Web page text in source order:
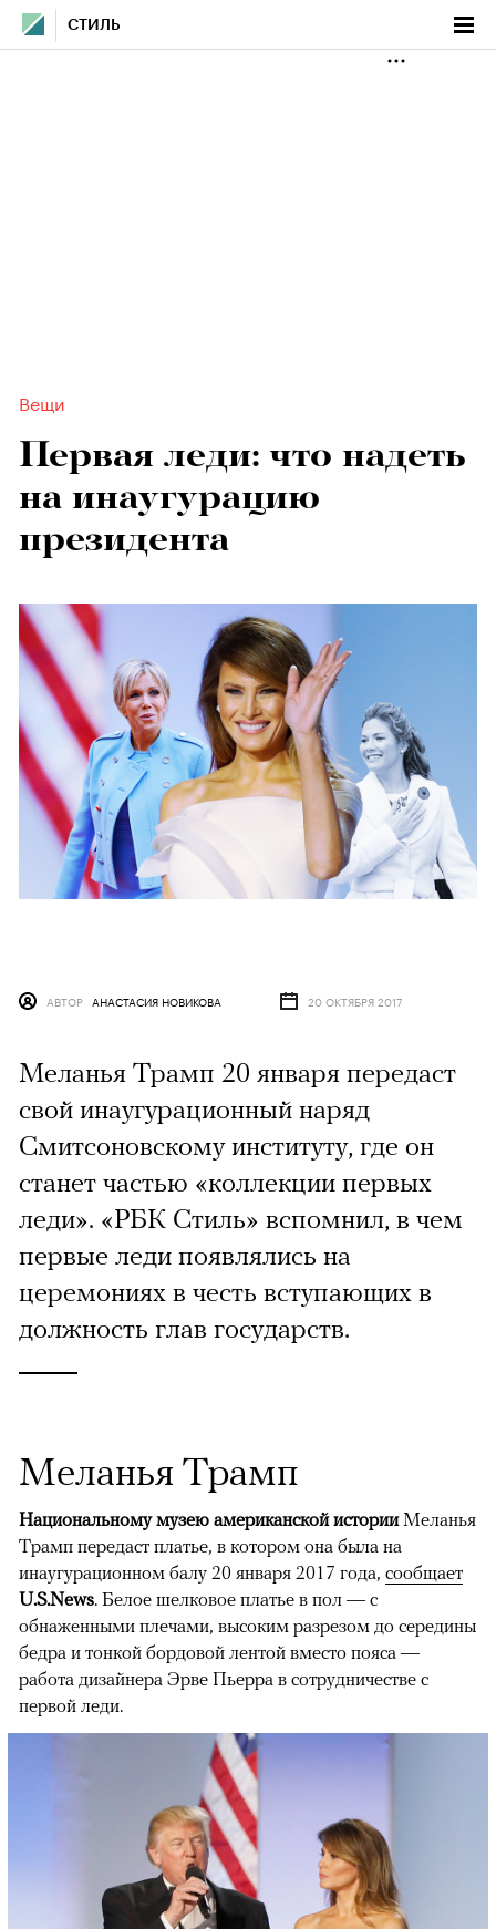
СТИЛЬ
Вещи
Первая леди: что надеть
на инаугурацию
президента
АВТОР АНАСТАСИЯ НОВИКОВА 20 ОКТЯБРЯ 2017
Меланья Трамп 20 января передаст
свой инаугурационный наряд
Смитсоновскому институту, где он
станет частью «коллекции первых
леди». «РБК Стиль» вспомнил, в чем
первые леди появлялись на
церемониях в честь вступающих в
должность глав государств.
Меланья Трамп
Национальному музею американской историиМеланья
Трамп передаст платье, в котором она была на
инаугурационном балу 20 января 2017 года, сообщает
U.S.News. Белое шелковое платье в пол — с
обнаженными плечами, высоким разрезом до середины
бедра и тонкой бордовой лентой вместо пояса —
работа дизайнера Эрве Пьерра в сотрудничестве с
первой леди.